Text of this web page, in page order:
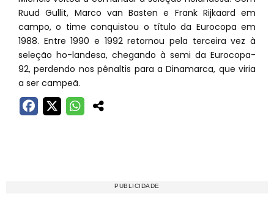
Ruud Gullit, Marco van Basten e Frank Rijkaard em
campo, o time conquistou o título da Eurocopa em
1988. Entre 1990 e 1992 retornou pela terceira vez à
seleção ho-landesa, chegando à semi da Eurocopa-
92, perdendo nos pênaltis para a Dinamarca, que viria
a ser campeã.